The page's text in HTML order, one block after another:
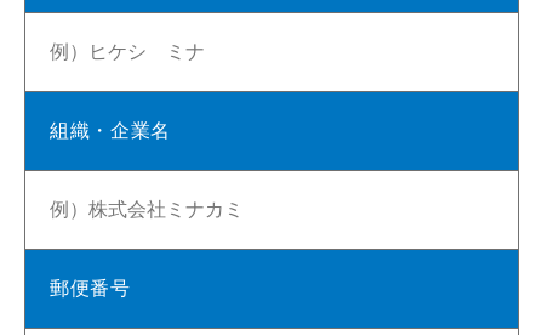
組織・企業名
郵便番号